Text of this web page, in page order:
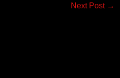
Next Post →